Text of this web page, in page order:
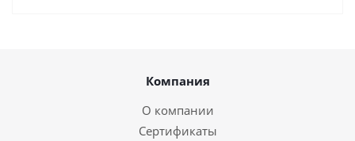
Компания
О компании
Сертификаты